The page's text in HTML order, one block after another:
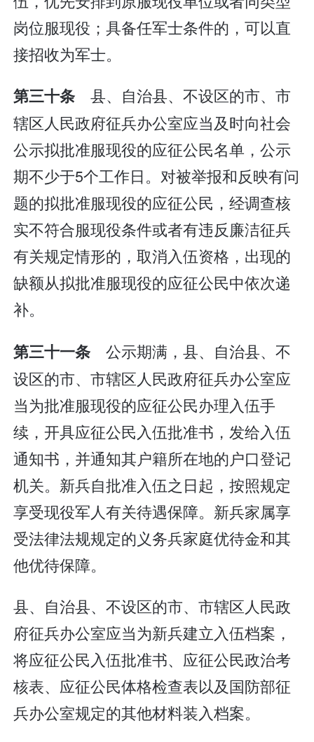
岗位服现役；具备任军士条件的，可以直
接招收为军士。
第三十条 县、自治县、不设区的市、市
辖区人民政府征兵办公室应当及时向社会
公示拟批准服现役的应征公民名单，公示
期不少于5个工作日。对被举报和反映有问
题的拟批准服现役的应征公民，经调查核
实不符合服现役条件或者有违反廉洁征兵
有关规定情形的，取消入伍资格，出现的
缺额从拟批准服现役的应征公民中依次递
补。
第三十一条 公示期满，县、自治县、不
设区的市、市辖区人民政府征兵办公室应
当为批准服现役的应征公民办理入伍手
续，开具应征公民入伍批准书，发给入伍
通知书，并通知其户籍所在地的户口登记
机关。新兵自批准入伍之日起，按照规定
享受现役军人有关待遇保障。新兵家属享
受法律法规规定的义务兵家庭优待金和其
他优待保障。
县、自治县、不设区的市、市辖区人民政
府征兵办公室应当为新兵建立入伍档案，
将应征公民入伍批准书、应征公民政治考
核表、应征公民体格检查表以及国防部征
兵办公室规定的其他材料装入档案。